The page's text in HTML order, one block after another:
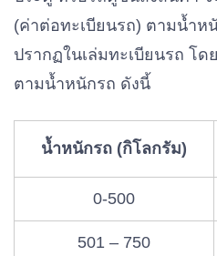
(ค่าต่อทะเบียนรถ) ตามน้ำห
ปรากฏในเล่มทะเบียนรถ โ
ตามน้ำหนักรถ ดังนี้
น้ำหนักรถ (กิโลกรัม)
0-500
501 – 750